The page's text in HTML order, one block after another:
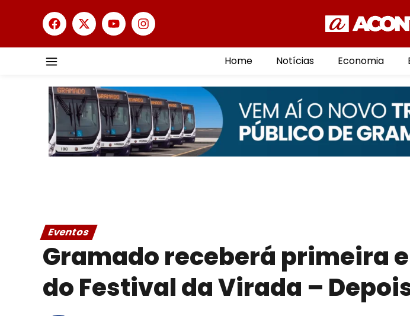
Home Notícias Economia
Eventos
Gramado receberá primeira
do Festival da Virada –